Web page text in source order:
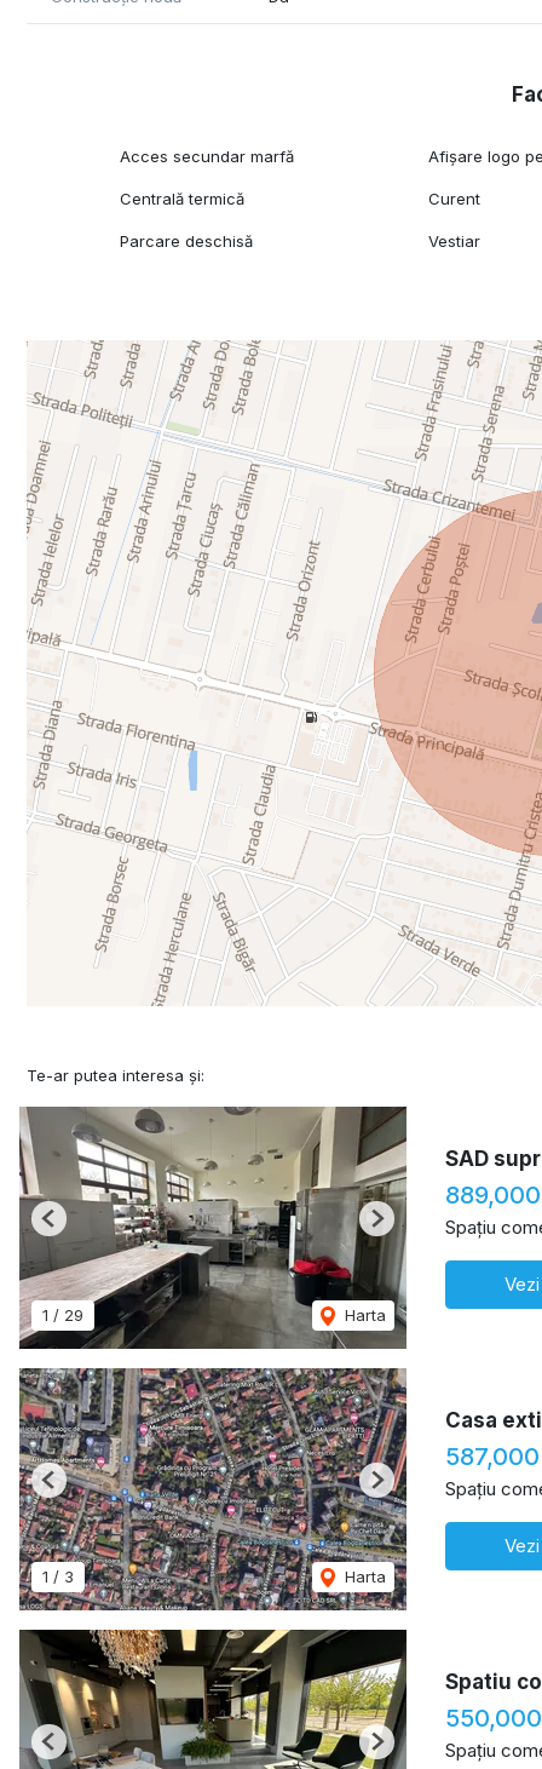
Acces secundar marfă Afișare logo
Centrală termică Curent
Parcare deschisă Vestiar
Te-ar putea interesa și:
1 / 29 Harta
Previous Next
SAD
Spațiu
1 / 3 Harta
Previous Next
Casa
Spațiu
Previous Next
Spatiu
Spațiu